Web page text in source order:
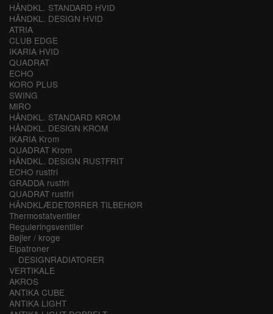
HÅNDKL. STANDARD HVID
HÅNDKL. DESIGN HVID
ATRIA
CLUB EDGE
IKARIA HVID
QUADRAT
ECHO
KORO PLUS
SWING
MIRO
HÅNDKL. STANDARD KROM
HÅNDKL. DESIGN KROM
IKARIA Krom
QUADRAT Krom
HÅNDKL. DESIGN RUSTFRIT
ECHO rustfri
GRADDA rustfri
QUADRAT rustfri
HÅNDKLÆDETØRRER TILBEHØR
Thermostatventiler
Reguleringsventiler
Bøjler / kroge
Elpatroner
DESIGNRADIATORER
VERTIKALE
AKROS
ANTIKA CUBE
ANTIKA LIGHT